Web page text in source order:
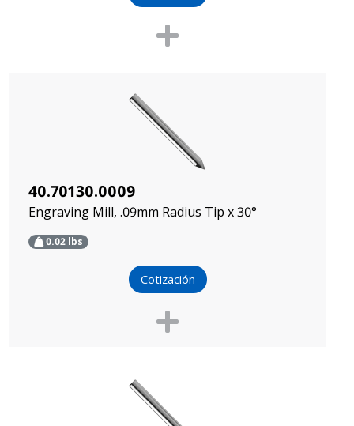
40.70130.0009
Engraving Mill, .09mm Radius Tip x 30°
0.02 lbs
Cotización